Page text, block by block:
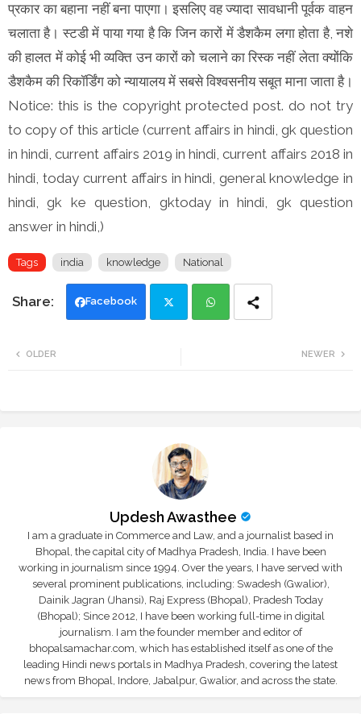
प्रकार का बहाना नहीं बना पाएगा। इसलिए वह ज्यादा सावधानी पूर्वक वाहन
चलाता है। स्टडी में पाया गया है कि जिन कारों में डैशकैम लगा होता है, नशे
की हालत में कोई भी व्यक्ति उन कारों को चलाने का रिस्क नहीं लेता क्योंकि
डैशकैम की रिकॉर्डिंग को न्यायालय में सबसे विश्वसनीय सबूत माना जाता है।
Notice: this is the copyright protected post. do not try
to copy of this article (current affairs in hindi, gk question
in hindi, current affairs 2019 in hindi, current affairs 2018 in
hindi, today current affairs in hindi, general knowledge in
hindi, gk ke question, gktoday in hindi, gk question
answer in hindi,)
Tags india knowledge National
Facebook
NEWER
OLDER
Updesh Awasthee
I am a graduate in Commerce and Law, and a journalist based in
Bhopal, the capital city of Madhya Pradesh, India. I have been
working in journalism since 1994. Over the years, I have served with
several prominent publications, including: Swadesh (Gwalior),
Dainik Jagran (Jhansi), Raj Express (Bhopal), Pradesh Today
(Bhopal); Since 2012, I have been working full-time in digital
journalism. I am the founder member and editor of
bhopalsamachar.com, which has established itself as one of the
leading Hindi news portals in Madhya Pradesh, covering the latest
news from Bhopal, Indore, Jabalpur, Gwalior, and across the state.